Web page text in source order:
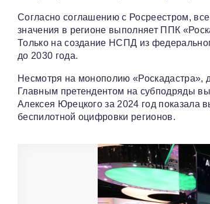
Согласно соглашению с Росреестром,
значения в регионе выполняет ППК
Только на создание НСПД из
до 2030 года.
Несмотря на монополию «Роскадастра»,
Главным претендентом на субподряды
Алексея Юрецкого за 2024 год показала
беспилотной оцифровки регионов.